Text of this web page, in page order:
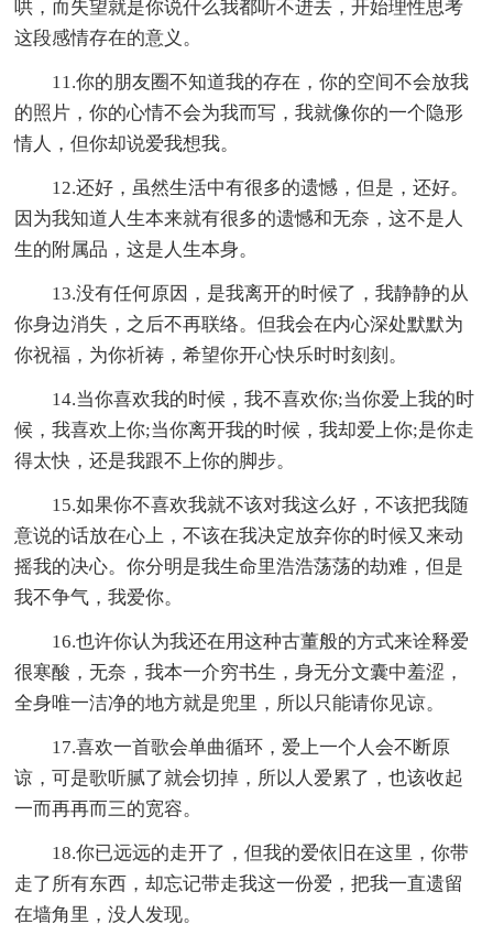
哄，而失望就是你说什么我都听不进去，开始理性思考
这段感情存在的意义。
11.你的朋友圈不知道我的存在，你的空间不会放我
的照片，你的心情不会为我而写，我就像你的一个隐形
情人，但你却说爱我想我。
12.还好，虽然生活中有很多的遗憾，但是，还好。
因为我知道人生本来就有很多的遗憾和无奈，这不是人
生的附属品，这是人生本身。
13.没有任何原因，是我离开的时候了，我静静的从
你身边消失，之后不再联络。但我会在内心深处默默为
你祝福，为你祈祷，希望你开心快乐时时刻刻。
14.当你喜欢我的时候，我不喜欢你;当你爱上我的时
候，我喜欢上你;当你离开我的时候，我却爱上你;是你走
得太快，还是我跟不上你的脚步。
15.如果你不喜欢我就不该对我这么好，不该把我随
意说的话放在心上，不该在我决定放弃你的时候又来动
摇我的决心。你分明是我生命里浩浩荡荡的劫难，但是
我不争气，我爱你。
16.也许你认为我还在用这种古董般的方式来诠释爱
很寒酸，无奈，我本一介穷书生，身无分文囊中羞涩，
全身唯一洁净的地方就是兜里，所以只能请你见谅。
17.喜欢一首歌会单曲循环，爱上一个人会不断原
谅，可是歌听腻了就会切掉，所以人爱累了，也该收起
一而再再而三的宽容。
18.你已远远的走开了，但我的爱依旧在这里，你带
走了所有东西，却忘记带走我这一份爱，把我一直遗留
在墙角里，没人发现。